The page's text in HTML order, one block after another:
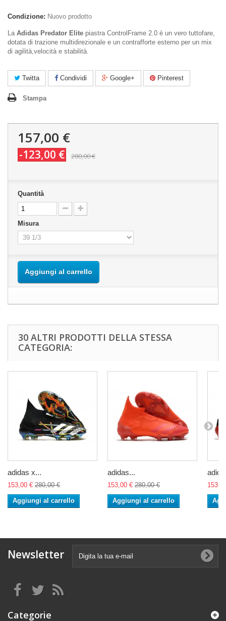
Condizione: Nuovo prodotto
La Adidas Predator Elite piastra ControlFrame 2.0 è un vero tuttofare,
dotata di trazione multidirezionale e un contrafforte esterno per un mix
di agilità,velocità e stabilità.
Twitta Condividi Google+ Pinterest
Stampa
157,00 €
-123,00 € 280,00 €
Quantità
Misura
Aggiungi al carrello
30 ALTRI PRODOTTI DELLA STESSA
CATEGORIA:
adidas x...
153,00 € 280,00 €
Aggiungi al carrello
adidas...
153,00 € 280,00 €
Aggiungi al carrello
Newsletter
Categorie